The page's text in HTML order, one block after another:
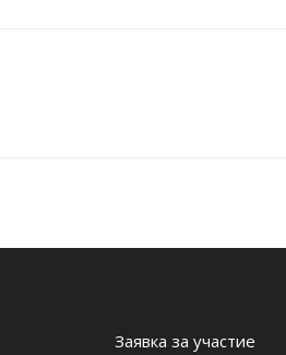
Заявка за участие